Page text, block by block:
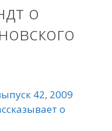
о
42, 2009
о